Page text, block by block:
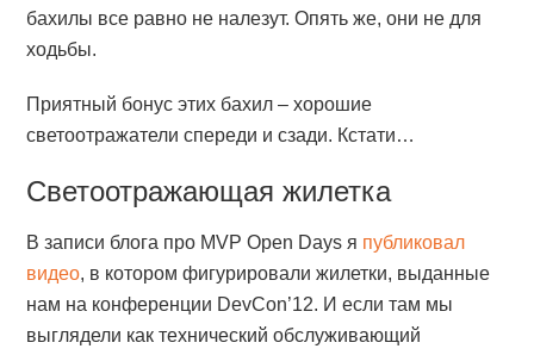
бахилы все равно не налезут. Опять же, они не для
ходьбы.
Приятный бонус этих бахил – хорошие
светоотражатели спереди и сзади. Кстати…
Светоотражающая жилетка
В записи блога про MVP Open Days я публиковал
видео, в котором фигурировали жилетки, выданные
нам на конференции DevCon’12. И если там мы
выглядели как технический обслуживающий